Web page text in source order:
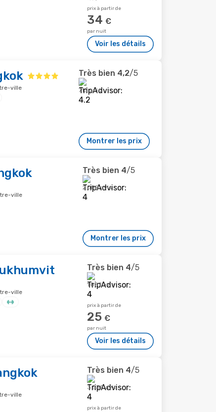
prix à partir de
34 €
par nuit
Voir les détails
ville
Très bien 4,2/5
713 avis
Montrer les prix
ville
Très bien 4/5
2 008 avis
Montrer les prix
ville
Très bien 4/5
1 087 avis
prix à partir de
25 €
par nuit
Voir les détails
ville
Très bien 4/5
3 535 avis
prix à partir de